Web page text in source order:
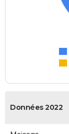
Données 2022